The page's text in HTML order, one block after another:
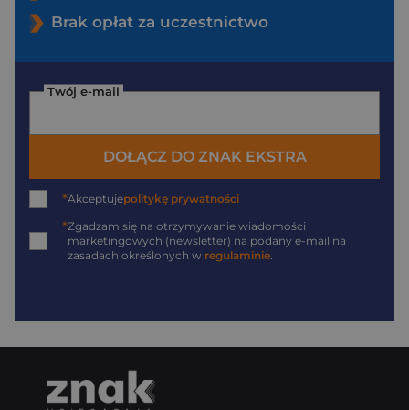
Brak opłat za uczestnictwo
Twój e-mail
DOŁĄCZ DO ZNAK EKSTRA
*Akceptujępolitykę prywatności
*Zgadzam się na otrzymywanie wiadomości
marketingowych (newsletter) na podany e-mail na
zasadach określonych w regulaminie.